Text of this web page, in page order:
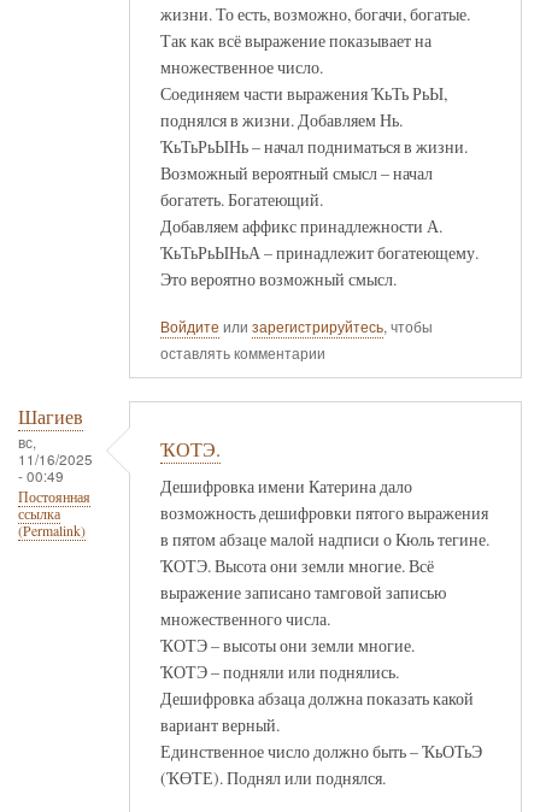
жизни. То есть, возможно, богачи, богатые.
Так как всё выражение показывает на
множественное число.
Соединяем части выражения ҠьТь РьЫ,
поднялся в жизни. Добавляем Нь.
ҠьТьРьЫНь – начал подниматься в жизни.
Возможный вероятный смысл – начал
богатеть. Богатеющий.
Добавляем аффикс принадлежности А.
ҠьТьРьЫНьА – принадлежит богатеющему.
Это вероятно возможный смысл.
Войдите или зарегистрируйтесь, чтобы
оставлять комментарии
Шагиев
вс,
11/16/2025
- 00:49
Постоянная
ссылка
(Permalink)
ҠОТЭ.
Дешифровка имени Катерина дало
возможность дешифровки пятого выражения
в пятом абзаце малой надписи о Кюль тегине.
ҠОТЭ. Высота они земли многие. Всё
выражение записано тамговой записью
множественного числа.
ҠОТЭ – высоты они земли многие.
ҠОТЭ – подняли или поднялись.
Дешифровка абзаца должна показать какой
вариант верный.
Единственное число должно быть – ҠьОТьЭ
(ҠӨТЕ). Поднял или поднялся.